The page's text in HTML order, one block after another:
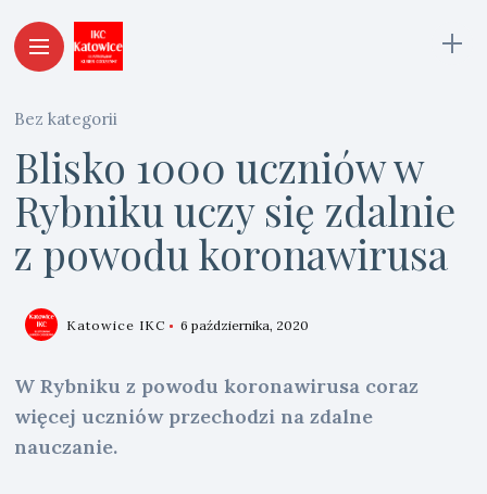
Bez kategorii
Blisko 1000 uczniów w
Rybniku uczy się zdalnie
z powodu koronawirusa
Katowice IKC 6 października, 2020
W Rybniku z powodu koronawirusa coraz
więcej uczniów przechodzi na zdalne
nauczanie.